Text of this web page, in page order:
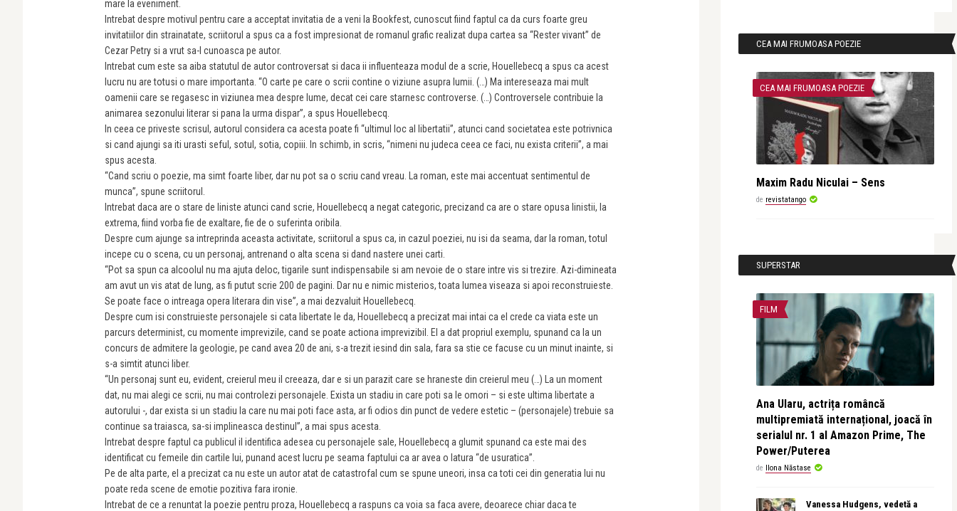
mare la eveniment.
Intrebat despre motivul pentru care a acceptat invitatia de a veni la Bookfest, cunoscut fiind faptul ca da curs foarte greu
invitatiilor din strainatate, scriitorul a spus ca a fost impresionat de romanul grafic realizat dupa cartea sa “Rester vivant” de
Cezar Petry si a vrut sa-l cunoasca pe autor.
Intrebat cum este sa aiba statutul de autor controversat si daca ii influenteaza modul de a scrie, Houellebecq a spus ca acest
lucru nu are totusi o mare importanta. “O carte pe care o scrii contine o viziune asupra lumii. (…) Ma intereseaza mai mult
oamenii care se regasesc in viziunea mea despre lume, decat cei care starnesc controverse. (…) Controversele contribuie la
animarea sezonului literar si pana la urma dispar”, a spus Houellebecq.
In ceea ce priveste scrisul, autorul considera ca acesta poate fi “ultimul loc al libertatii”, atunci cand societatea este potrivnica
si cand ajungi sa iti urasti seful, sotul, sotia, copiii. In schimb, in scris, “nimeni nu judeca ceea ce faci, nu exista criterii”, a mai
spus acesta.
“Cand scriu o poezie, ma simt foarte liber, dar nu pot sa o scriu cand vreau. La roman, este mai accentuat sentimentul de
munca”, spune scriitorul.
Intrebat daca are o stare de liniste atunci cand scrie, Houellebecq a negat categoric, precizand ca are o stare opusa linistii, la
extrema, fiind vorba fie de exaltare, fie de o suferinta oribila.
Despre cum ajunge sa intreprinda aceasta activitate, scriitorul a spus ca, in cazul poeziei, nu isi da seama, dar la roman, totul
incepe cu o scena, cu un personaj, antrenand o alta scena si dand nastere unei carti.
“Pot sa spun ca alcoolul nu ma ajuta deloc, tigarile sunt indispensabile si am nevoie de o stare intre vis si trezire. Azi-dimineata
am avut un vis atat de lung, as fi putut scrie 200 de pagini. Dar nu e nimic misterios, toata lumea viseaza si apoi reconstruieste.
Se poate face o intreaga opera literara din vise”, a mai dezvaluit Houellebecq.
Despre cum isi construieste personajele si cata libertate le da, Houellebecq a precizat mai intai ca el crede ca viata este un
parcurs determinist, cu momente imprevizile, cand se poate actiona imprevizibil. El a dat propriul exemplu, spunand ca la un
concurs de admitere la geologie, pe cand avea 20 de ani, s-a trezit iesind din sala, fara sa stie ce facuse cu un minut inainte, si
s-a simtit atunci liber.
“Un personaj sunt eu, evident, creierul meu il creeaza, dar e si un parazit care se hraneste din creierul meu (…) La un moment
dat, nu mai alegi ce scrii, nu mai controlezi personajele. Exista un stadiu in care poti sa le omori – si este ultima libertate a
autorului -, dar exista si un stadiu la care nu mai poti face asta, ar fi odios din punct de vedere estetic – (personajele) trebuie sa
continue sa traiasca, sa-si implineasca destinul”, a mai spus acesta.
Intrebat despre faptul ca publicul il identifica adesea cu personajele sale, Houellebecq a glumit spunand ca este mai des
identificat cu femeile din cartile lui, punand acest lucru pe seama faptului ca ar avea o latura “de usuratica”.
Pe de alta parte, el a precizat ca nu este un autor atat de catastrofal cum se spune uneori, insa ca toti cei din generatia lui nu
poate reda scene de emotie pozitiva fara ironie.
Intrebat de ce a renuntat la poezie pentru proza, Houellebecq a raspuns ca voia sa faca avere, deoarece chiar daca te
CEA MAI FRUMOASA POEZIE
CEA MAI FRUMOASA POEZIE
Maxim Radu Niculai – Sens
de revistatango
SUPERSTAR
FILM
Ana Ularu, actrița româncă
multipremiată internațional, joacă în
serialul nr. 1 al Amazon Prime, The
Power/Puterea
de Ilona Năstase
Vanessa Hudgens, vedetă a